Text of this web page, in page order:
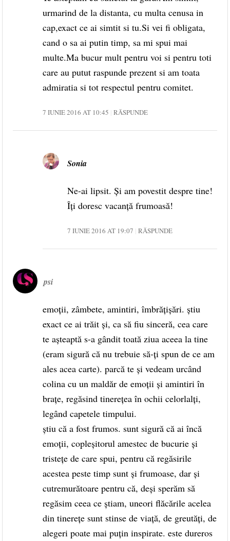
urmarind de la distanta, cu multa cenusa in
cap,exact ce ai simtit si tu.Si vei fi obligata,
cand o sa ai putin timp, sa mi spui mai
multe.Ma bucur mult pentru voi si pentru toti
care au putut raspunde prezent si am toata
admiratia si tot respectul pentru comitet.
7 IUNIE 2016 AT 10:45 RĂSPUNDE
Sonia
Ne-ai lipsit. Și am povestit despre tine!
Îți doresc vacanță frumoasă!
7 IUNIE 2016 AT 19:07 RĂSPUNDE
psi
emoții, zâmbete, amintiri, îmbrățișări. știu
exact ce ai trăit și, ca să fiu sinceră, cea care
te așteaptă s-a gândit toată ziua aceea la tine
(eram sigură că nu trebuie să-ți spun de ce am
ales acea carte). parcă te și vedeam urcând
colina cu un maldăr de emoții și amintiri în
brațe, regăsind tinerețea în ochii celorlalți,
legând capetele timpului.
știu că a fost frumos. sunt sigură că ai încă
emoții, copleșitorul amestec de bucurie și
tristețe de care spui, pentru că regăsirile
acestea peste timp sunt și frumoase, dar și
cutremurătoare pentru că, deși sperăm să
regăsim ceea ce știam, uneori flăcările acelea
din tinerețe sunt stinse de viață, de greutăți, de
alegeri poate mai puțin inspirate. este dureros